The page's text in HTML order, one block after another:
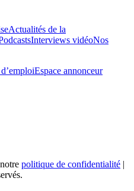
Actualités de la
Interviews vidéoNos
Espace annonceur
politique de confidentialité |